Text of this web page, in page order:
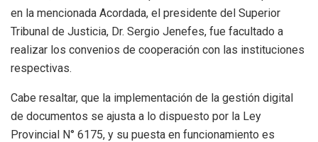
en la mencionada Acordada, el presidente del Superior
Tribunal de Justicia, Dr. Sergio Jenefes, fue facultado a
realizar los convenios de cooperación con las instituciones
respectivas.
Cabe resaltar, que la implementación de la gestión digital
de documentos se ajusta a lo dispuesto por la Ley
Provincial N° 6175, y su puesta en funcionamiento es